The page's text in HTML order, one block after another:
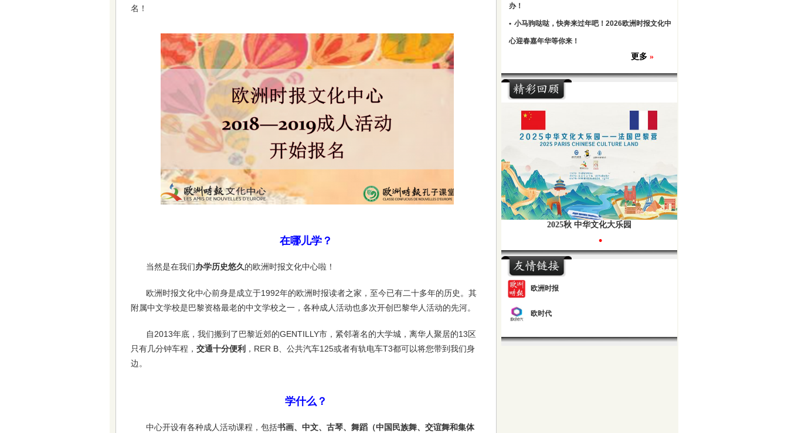
名！
在哪儿学？
当然是在我们办学历史悠久的欧洲时报文化中心啦！
欧洲时报文化中心前身是成立于1992年的欧洲时报读者之家，至今已有二十多年的历史。其
附属中文学校是巴黎资格最老的中文学校之一，各种成人活动也多次开创巴黎华人活动的先河。
自2013年底，我们搬到了巴黎近郊的GENTILLY市，紧邻著名的大学城，离华人聚居的13区
只有几分钟车程， 交通十分便利 ，RER B、公共汽车125或者有轨电车T3都可以将您带到我们身
边。
学什么？
中心开设有各种成人活动课程，包括书画、中文、古琴、舞蹈（中国民族舞、交谊舞和集体
办！
• 小马驹哒哒，快奔来过年吧！2026欧洲时报文化中
心迎春嘉年华等你来！
更多 »
2025秋 中华文化大乐园
•
欧洲时报
欧时代